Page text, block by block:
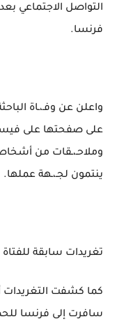
التواصل الاجتماعي
فرنسا.
واعلن عن وفـ،ـاة
على صفحتها على
وملاحـ،ـقات من
ينتمون لجـ،ـهة عملها.
تغريدات سابقة للفتاة
سافرت إلى فرنسا